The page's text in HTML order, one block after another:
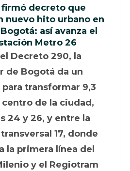
firmó decreto que
nuevo hito urbano en
así avanza el
Metro 26
Decreto 290, la
de Bogotá da un
transformar 9,3
de la ciudad,
24 y 26, y entre la
17, donde
la primera línea del
y el Regiotram